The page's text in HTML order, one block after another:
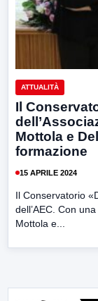
ATTUALITÀ
Il
Mottola e
formazione
15 APRILE 2024
Il Conservatorio
dell’AEC. Con
Mottola e...